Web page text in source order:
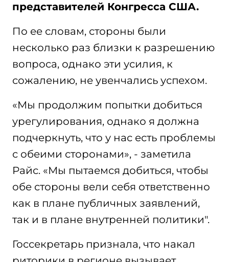
представителей Конгресса США.
По ее словам, стороны были
несколько раз близки к разрешению
вопроса, однако эти усилия, к
сожалению, не увенчались успехом.
«Мы продолжим попытки добиться
урегулирования, однако я должна
подчеркнуть, что у нас есть проблемы
с обеими сторонами», - заметила
Райс. «Мы пытаемся добиться, чтобы
обе стороны вели себя ответственно
как в плане публичных заявлений,
так и в плане внутренней политики".
Госсекретарь признала, что накал